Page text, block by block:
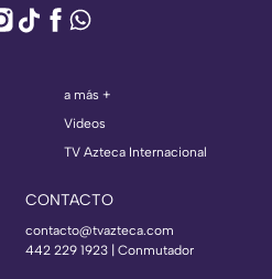
a más +
Videos
TV Azteca Internacional
CONTACTO
contacto@tvazteca.com
442 229 1923 | Conmutador